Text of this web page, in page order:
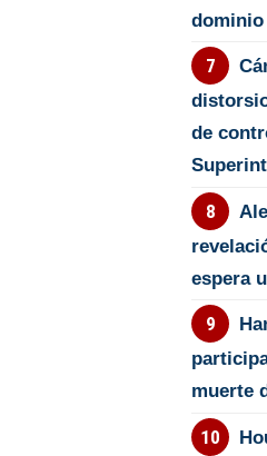
de
espera
muerte